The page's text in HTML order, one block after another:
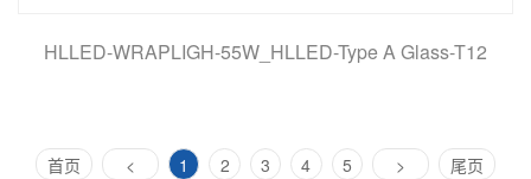
HLLED-WRAPLIGH-55W_HLLED-Type A Glass-T12
首页 < 1 (current)
2 3 4 5 > 尾页